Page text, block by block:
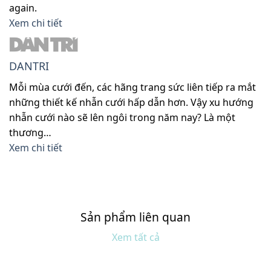
again.
Xem chi tiết
DANTRI
Mỗi mùa cưới đến, các hãng trang sức liên tiếp ra mắt
những thiết kế nhẫn cưới hấp dẫn hơn. Vậy xu hướng
nhẫn cưới nào sẽ lên ngôi trong năm nay? Là một
thương…
Xem chi tiết
Sản phẩm liên quan
Xem tất cả